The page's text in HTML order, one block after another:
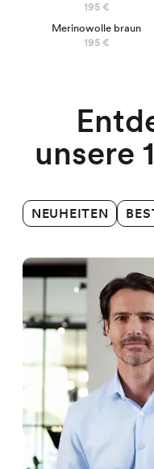
195 €
Merinowolle braun
195 €
unsere
NEUHEITEN